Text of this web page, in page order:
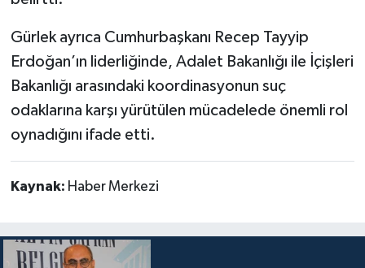
Gürlek ayrıca Cumhurbaşkanı Recep Tayyip
Erdoğan’ın liderliğinde, Adalet Bakanlığı ile İçişleri
Bakanlığı arasındaki koordinasyonun suç
odaklarına karşı yürütülen mücadelede önemli rol
oynadığını ifade etti.
Kaynak: Haber Merkezi